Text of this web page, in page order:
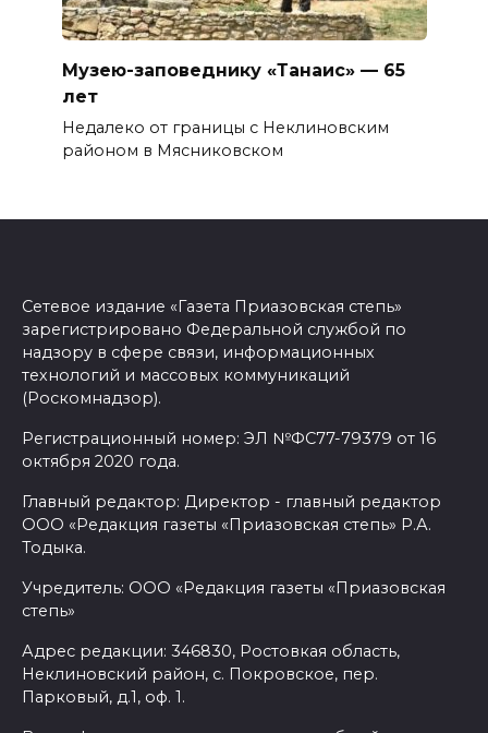
Музею-заповеднику «Танаис» — 65
лет
Недалеко от границы с Неклиновским
районом в Мясниковском
Сетевое издание «Газета Приазовская степь»
зарегистрировано Федеральной службой по
надзору в сфере связи, информационных
технологий и массовых коммуникаций
(Роскомнадзор).
Регистрационный номер: ЭЛ №ФС77-79379 от 16
октября 2020 года.
Главный редактор: Директор - главный редактор
ООО «Редакция газеты «Приазовская степь» Р.А.
Тодыка.
Учредитель: ООО «Редакция газеты «Приазовская
степь»
Адрес редакции: 346830, Ростовкая область,
Неклиновский район, с. Покровское, пер.
Парковый, д.1, оф. 1.